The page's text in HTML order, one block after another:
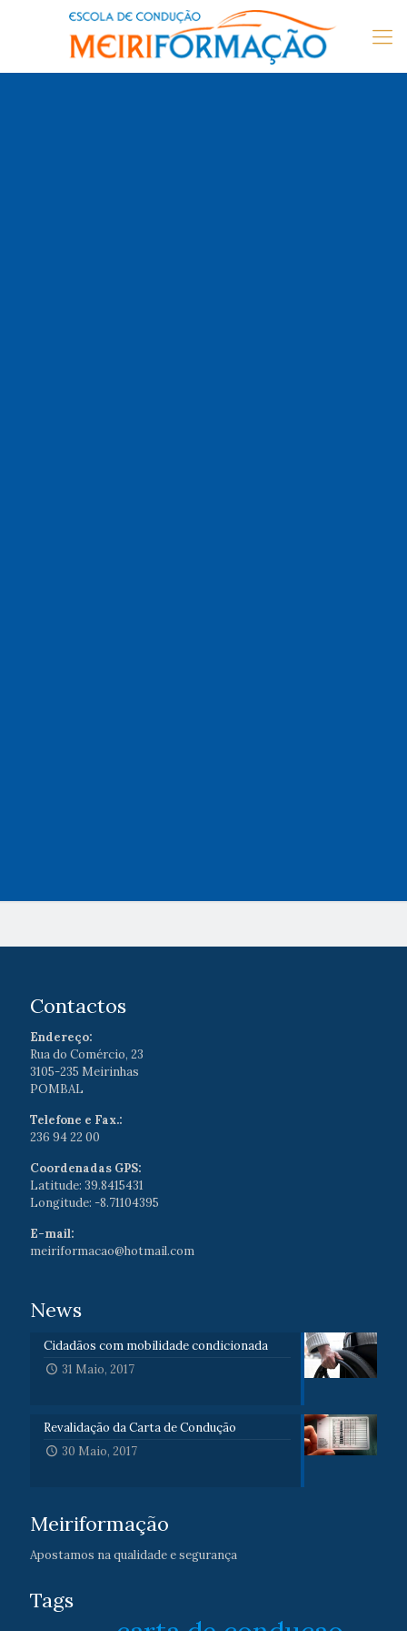
Contactos
Endereço:
Rua do Comércio, 23
3105-235 Meirinhas
POMBAL
Telefone e Fax.:
236 94 22 00
Coordenadas GPS:
Latitude: 39.8415431
Longitude: -8.71104395
E-mail:
meiriformacao@hotmail.com
News
Cidadãos com mobilidade condicionada
31 Maio, 2017
Revalidação da Carta de Condução
30 Maio, 2017
Meiriformação
Apostamos na qualidade e segurança
Tags